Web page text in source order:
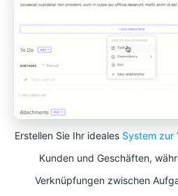
Erstellen Sie Ihr ideales System zur
Kunden und Geschäften,
Verknüpfungen zwischen